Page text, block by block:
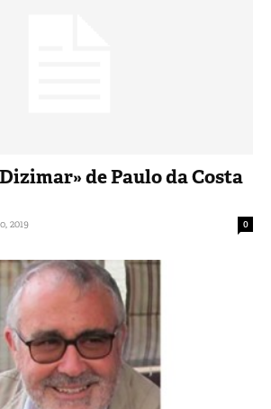
de Paulo da Costa
2019 0